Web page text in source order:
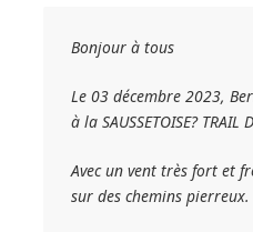
Bonjour à tous
Le 03 décembre 2023,
à la SAUSSETOISE? TRAIL
Avec un vent très fort et
sur des chemins pierreux.